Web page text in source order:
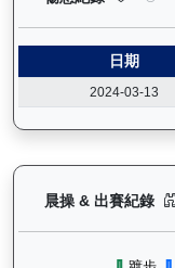
日期
2024-03-13
晨操 & 出賽紀錄